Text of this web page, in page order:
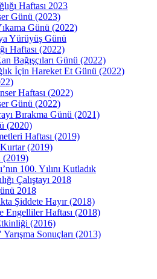
Haftası 2023
Günü (2023)
Günü (2022)
Yürüyüş Günü
Haftası (2022)
Bağışçıları Günü (2022)
İçin Hareket Et Günü (2022)
Haftası (2022)
Günü (2022)
Bırakma Günü (2021)
(2020)
Haftası (2019)
Kurtar (2019)
(2019)
100. Yılını Kutladık
Çalıştayı 2018
2018
Şiddete Hayır (2018)
Engelliler Haftası (2018)
(2016)
Sonuçları (2013)